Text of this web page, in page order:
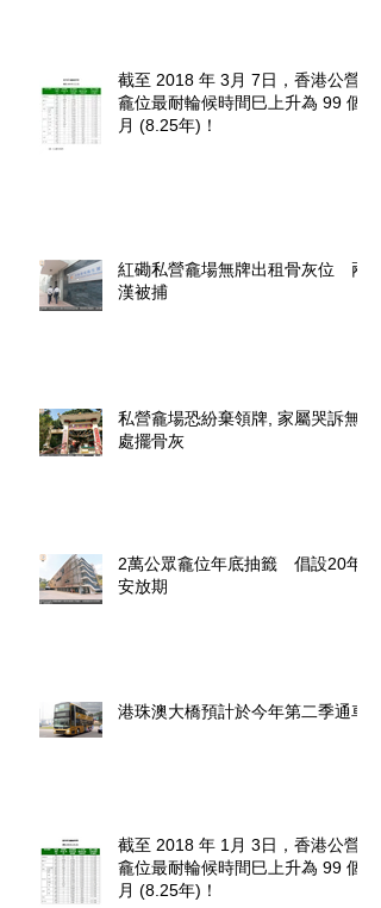
截至 2018 年 3月 7日，香港公營
龕位最耐輪候時間巳上升為 99 個
月 (8.25年)！
紅磡私營龕場無牌出租骨灰位 兩
漢被捕
私營龕場恐紛棄領牌, 家屬哭訴無
處擺骨灰
2萬公眾龕位年底抽籤 倡設20年
安放期
港珠澳大橋預計於今年第二季通車
截至 2018 年 1月 3日，香港公營
龕位最耐輪候時間巳上升為 99 個
月 (8.25年)！